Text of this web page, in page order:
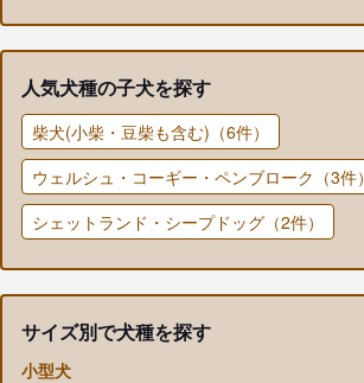
人気犬種の子犬を探す
柴犬(小柴・豆柴も含む)（6件）
ウェルシュ・コーギー・ペンブローク（3件）
シェットランド・シープドッグ（2件）
サイズ別で犬種を探す
小型犬